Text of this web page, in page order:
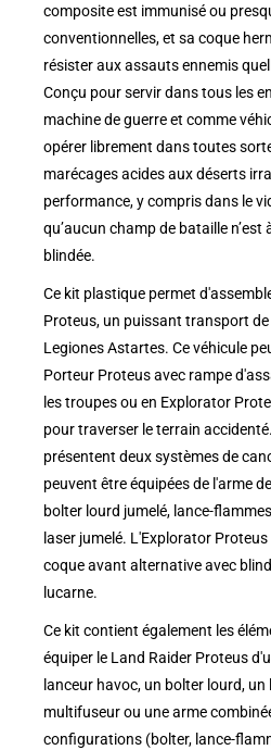
composite est immunisé ou
conventionnelles, et sa coque
résister aux assauts ennemis
Conçu pour servir dans tous les
machine de guerre et comme
opérer librement dans toutes
marécages acides aux déserts
performance, y compris dans le
qu’aucun champ de bataille n’est
blindée.
Ce kit plastique permet
Proteus, un puissant transport
Legiones Astartes. Ce véhicule
Porteur Proteus avec rampe
les troupes ou en Explorator
pour traverser le terrain
présentent deux systèmes de
peuvent être équipées de l'arme
bolter lourd jumelé, lance-
laser jumelé. L'Explorator
coque avant alternative avec
lucarne.
Ce kit contient également les
équiper le Land Raider Proteus
lanceur havoc, un bolter lourd,
multifuseur ou une arme
configurations (bolter, lance-